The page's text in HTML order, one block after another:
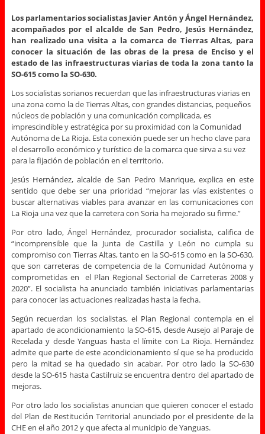
Los parlamentarios socialistas Javier Antón y Ángel Hernández,
acompañados por el alcalde de San Pedro, Jesús Hernández,
han realizado una visita a la comarca de Tierras Altas, para
conocer la situación de las obras de la presa de Enciso y el
estado de las infraestructuras viarias de toda la zona tanto la
SO-615 como la SO-630.
Los socialistas sorianos recuerdan que las infraestructuras viarias en
una zona como la de Tierras Altas, con grandes distancias, pequeños
núcleos de población y una comunicación complicada, es
imprescindible y estratégica por su proximidad con la Comunidad
Autónoma de La Rioja. Esta conexión puede ser un hecho clave para
el desarrollo económico y turístico de la comarca que sirva a su vez
para la fijación de población en el territorio.
Jesús Hernández, alcalde de San Pedro Manrique, explica en este
sentido que debe ser una prioridad “mejorar las vías existentes o
buscar alternativas viables para avanzar en las comunicaciones con
La Rioja una vez que la carretera con Soria ha mejorado su firme.”
Por otro lado, Ángel Hernández, procurador socialista, califica de
“incomprensible que la Junta de Castilla y León no cumpla su
compromiso con Tierras Altas, tanto en la SO-615 como en la SO-630,
que son carreteras de competencia de la Comunidad Autónoma y
comprometidas en el Plan Regional Sectorial de Carreteras 2008 y
2020”. El socialista ha anunciado también iniciativas parlamentarias
para conocer las actuaciones realizadas hasta la fecha.
Según recuerdan los socialistas, el Plan Regional contempla en el
apartado de acondicionamiento la SO-615, desde Ausejo al Paraje de
Recelada y desde Yanguas hasta el límite con La Rioja. Hernández
admite que parte de este acondicionamiento sí que se ha producido
pero la mitad se ha quedado sin acabar. Por otro lado la SO-630
desde la SO-615 hasta Castilruiz se encuentra dentro del apartado de
mejoras.
Por otro lado los socialistas anuncian que quieren conocer el estado
del Plan de Restitución Territorial anunciado por el presidente de la
CHE en el año 2012 y que afecta al municipio de Yanguas.